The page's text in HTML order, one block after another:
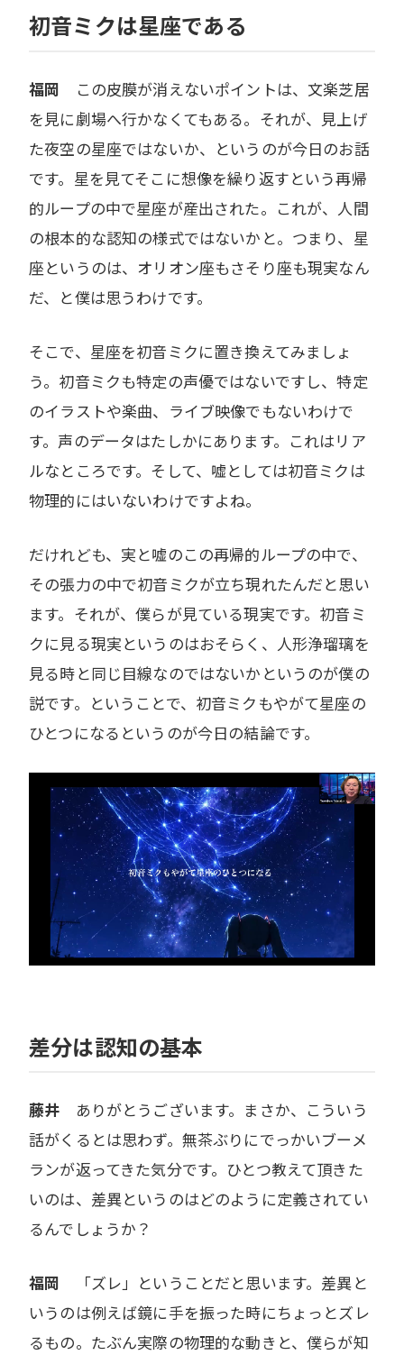
初音ミクは星座である
福岡 この皮膜が消えないポイントは、文楽芝居
を見に劇場へ行かなくてもある。それが、見上げ
た夜空の星座ではないか、というのが今日のお話
です。星を見てそこに想像を繰り返すという再帰
的ループの中で星座が産出された。これが、人間
の根本的な認知の様式ではないかと。つまり、星
座というのは、オリオン座もさそり座も現実なん
だ、と僕は思うわけです。
そこで、星座を初音ミクに置き換えてみましょ
う。初音ミクも特定の声優ではないですし、特定
のイラストや楽曲、ライブ映像でもないわけで
す。声のデータはたしかにあります。これはリア
ルなところです。そして、嘘としては初音ミクは
物理的にはいないわけですよね。
だけれども、実と嘘のこの再帰的ループの中で、
その張力の中で初音ミクが立ち現れたんだと思い
ます。それが、僕らが見ている現実です。初音ミ
クに見る現実というのはおそらく、人形浄瑠璃を
見る時と同じ目線なのではないかというのが僕の
説です。ということで、初音ミクもやがて星座の
ひとつになるというのが今日の結論です。
差分は認知の基本
藤井 ありがとうございます。まさか、こういう
話がくるとは思わず。無茶ぶりにでっかいブーメ
ランが返ってきた気分です。ひとつ教えて頂きた
いのは、差異というのはどのように定義されてい
るんでしょうか？
福岡 「ズレ」ということだと思います。差異と
いうのは例えば鏡に手を振った時にちょっとズレ
るもの。たぶん実際の物理的な動きと、僕らが知